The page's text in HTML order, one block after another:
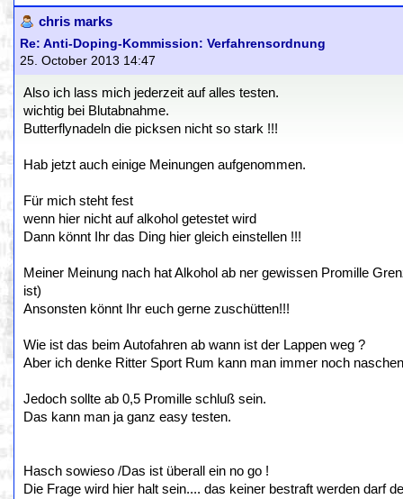
chris marks
Re: Anti-Doping-Kommission: Verfahrensordnung
25. October 2013 14:47
Also ich lass mich jederzeit auf alles testen.
wichtig bei Blutabnahme.
Butterflynadeln die picksen nicht so stark !!!
Hab jetzt auch einige Meinungen aufgenommen.
Für mich steht fest
wenn hier nicht auf alkohol getestet wird
Dann könnt Ihr das Ding hier gleich einstellen !!!
Meiner Meinung nach hat Alkohol ab ner gewissen Promille
ist)
Ansonsten könnt Ihr euch gerne zuschütten!!!
Wie ist das beim Autofahren ab wann ist der Lappen weg ?
Aber ich denke Ritter Sport Rum kann man immer noch
Jedoch sollte ab 0,5 Promille schluß sein.
Das kann man ja ganz easy testen.
Hasch sowieso /Das ist überall ein no go !
Die Frage wird hier halt sein.... das keiner bestraft werden darf